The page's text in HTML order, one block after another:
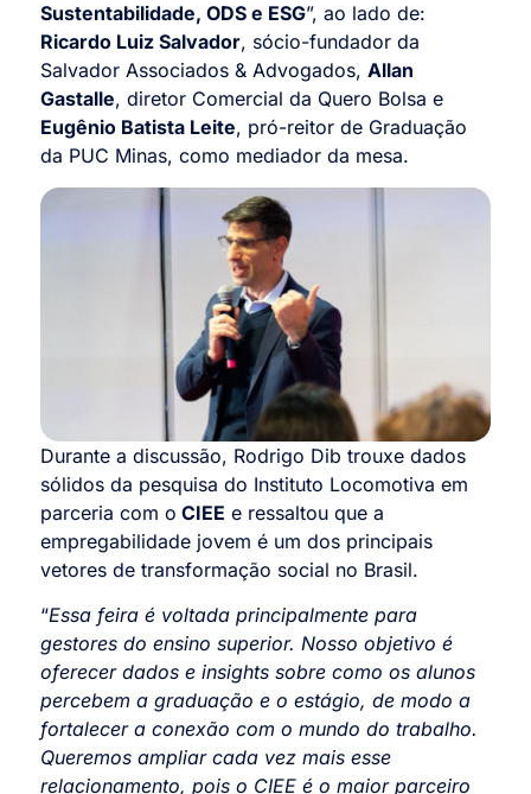
Sustentabilidade, ODS e ESG”, ao lado de:
Ricardo Luiz Salvador, sócio-fundador da
Salvador Associados & Advogados, Allan
Gastalle, diretor Comercial da Quero Bolsa e
Eugênio Batista Leite, pró-reitor de Graduação
da PUC Minas, como mediador da mesa.
Durante a discussão, Rodrigo Dib trouxe dados
sólidos da pesquisa do Instituto Locomotiva em
parceria com o CIEE e ressaltou que a
empregabilidade jovem é um dos principais
vetores de transformação social no Brasil.
“Essa feira é voltada principalmente para
gestores do ensino superior. Nosso objetivo é
oferecer dados e insights sobre como os alunos
percebem a graduação e o estágio, de modo a
fortalecer a conexão com o mundo do trabalho.
Queremos ampliar cada vez mais esse
relacionamento, pois o CIEE é o maior parceiro